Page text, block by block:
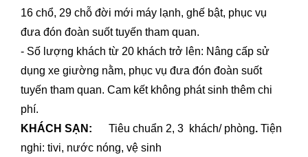
16 chổ, 29 chỗ đời mới máy lạnh, ghế bật, phục vụ
đưa đón đoàn suốt tuyến tham quan.
- Số lượng khách từ 20 khách trở lên: Nâng cấp sử
dụng xe giường nằm, phục vụ đưa đón đoàn suốt
tuyến tham quan. Cam kết không phát sinh thêm chi
phí.
KHÁCH SẠN : Tiêu chuẩn 2, 3 khách/ phòng. Tiện
nghi: tivi, nước nóng, vệ sinh